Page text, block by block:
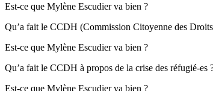
Est-ce que Mylène Escudier va bien ?
Qu’a fait le CCDH (Commission Citoyenne des
Est-ce que Mylène Escudier va bien ?
Qu’a fait le CCDH à propos de la crise des réfugié-es
Est-ce que Mylène Escudier va bien ?